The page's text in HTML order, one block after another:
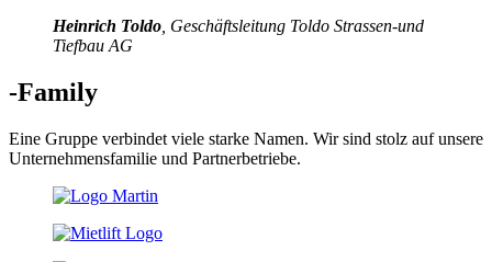
Heinrich Toldo , Geschäftsleitung Toldo Strassen-und
Tiefbau AG
-Family
Eine Gruppe verbindet viele starke Namen. Wir sind stolz auf unsere
Unternehmensfamilie und Partnerbetriebe.